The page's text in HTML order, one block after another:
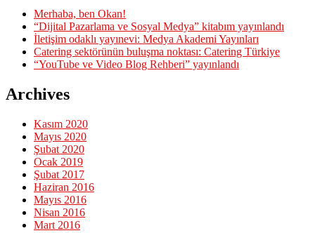
Merhaba, ben Okan!
“Dijital Pazarlama ve Sosyal Medya” kitabım yayınlandı
İletişim odaklı yayınevi: Medya Akademi Yayınları
Catering sektörünün buluşma noktası: Catering Türkiye
“YouTube ve Video Blog Rehberi” yayınlandı
Archives
Kasım 2020
Mayıs 2020
Şubat 2020
Ocak 2019
Şubat 2017
Haziran 2016
Mayıs 2016
Nisan 2016
Mart 2016